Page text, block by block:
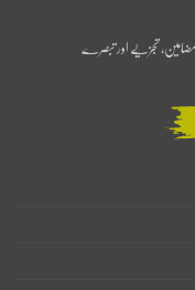
مضامین، تجزیے اور تبصرے